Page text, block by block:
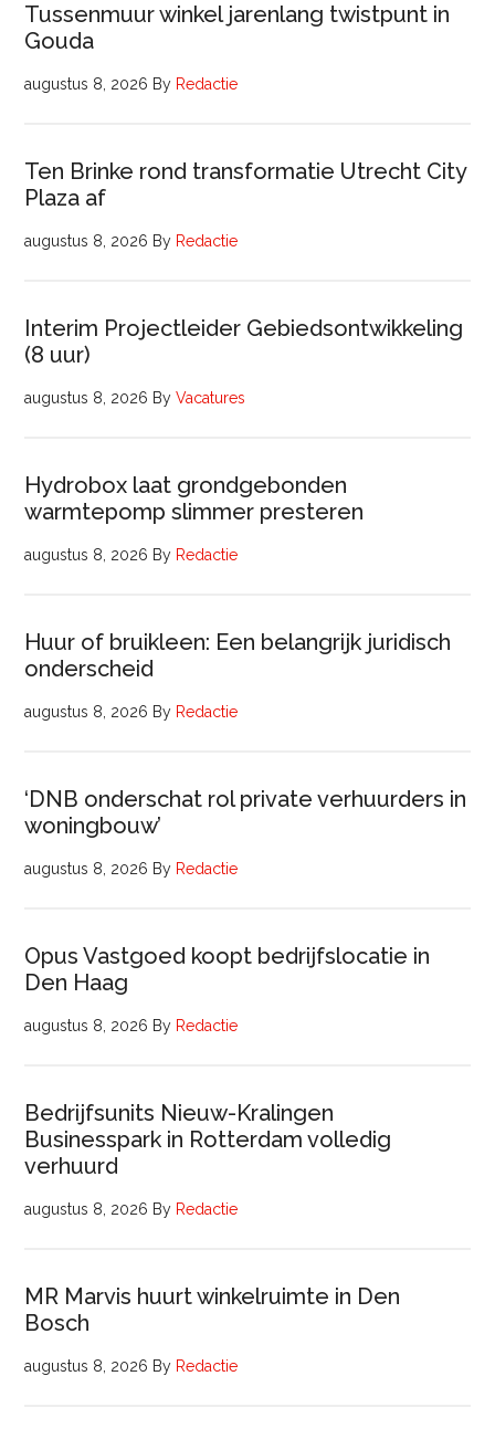
Tussenmuur winkel jarenlang twistpunt in
Gouda
augustus 8, 2026 By Redactie
Ten Brinke rond transformatie Utrecht City
Plaza af
augustus 8, 2026 By Redactie
Interim Projectleider Gebiedsontwikkeling
(8 uur)
augustus 8, 2026 ByVacatures
Hydrobox laat grondgebonden
warmtepomp slimmer presteren
augustus 8, 2026 By Redactie
Huur of bruikleen: Een belangrijk juridisch
onderscheid
augustus 8, 2026 By Redactie
‘DNB onderschat rol private verhuurders in
woningbouw’
augustus 8, 2026 By Redactie
Opus Vastgoed koopt bedrijfslocatie in
Den Haag
augustus 8, 2026 By Redactie
Bedrijfsunits Nieuw-Kralingen
Businesspark in Rotterdam volledig
verhuurd
augustus 8, 2026 By Redactie
MR Marvis huurt winkelruimte in Den
Bosch
augustus 8, 2026 By Redactie